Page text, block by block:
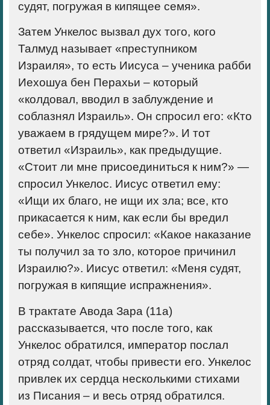
судят, погружая в кипящее семя».
Затем Ункелос вызвал дух того, кого
Талмуд называет «преступником
Израиля», то есть Иисуса – ученика рабби
Иехошуа бен Перахьи – который
«колдовал, вводил в заблуждение и
соблазнял Израиль». Он спросил его: «Кто
уважаем в грядущем мире?». И тот
ответил «Израиль», как предыдущие.
«Стоит ли мне присоединиться к ним?» —
спросил Ункелос. Иисус ответил ему:
«Ищи их благо, не ищи их зла; все, кто
прикасается к ним, как если бы вредил
себе». Ункелос спросил: «Какое наказание
ты получил за то зло, которое причинил
Израилю?». Иисус ответил: «Меня судят,
погружая в кипящие испражнения».
В трактате Авода Зара (11а)
рассказывается, что после того, как
Ункелос обратился, император послал
отряд солдат, чтобы привести его. Ункелос
привлек их сердца несколькими стихами
из Писания – и весь отряд обратился.